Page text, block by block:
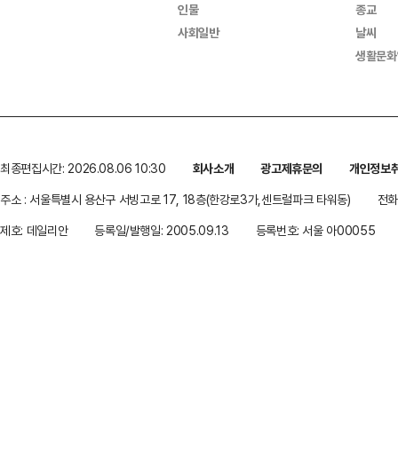
인물
사회일반
종교
날씨
생활문
최종편집시간: 2026.08.06 10:30 회사소개 광고제휴문의
개인정보
주소 : 서울특별시 용산구 서빙고로 17, 18층(한강로3가,센트럴파크 타워동)
전
제호: 데일리안
등록일/발행일: 2005.09.13 등록번호: 서울 아00055